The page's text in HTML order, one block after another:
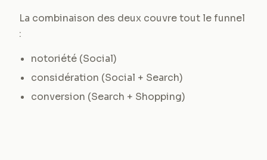
La combinaison des deux couvre tout le funnel
:
notoriété (Social)
considération (Social + Search)
conversion (Search + Shopping)